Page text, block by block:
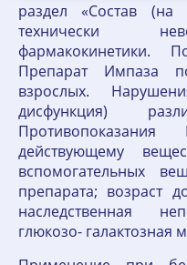
раздел «Состав (на
технически
фармакокинетики.
Препарат Импаза
взрослых.
дисфункция)
Противопоказания
действующему
вспомогательных
препарата; возраст
наследственная
глюкозо- галактозная